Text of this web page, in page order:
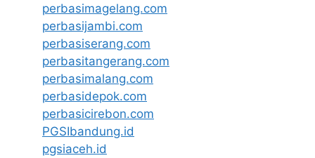
perbasimagelang.com
perbasijambi.com
perbasiserang.com
perbasitangerang.com
perbasimalang.com
perbasidepok.com
perbasicirebon.com
PGSIbandung.id
pgsiaceh.id